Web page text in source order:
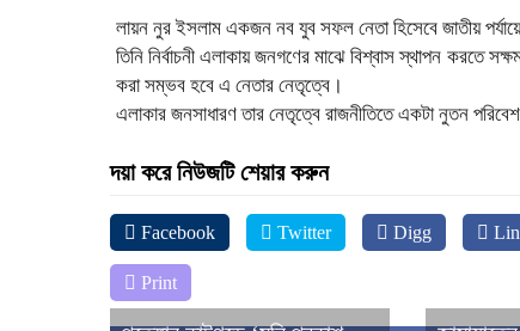
লায়ন নুর ইসলাম একজন নব যুব সফল নেতা হিসেবে জাতীয়
তিনি নির্বাচনী এলাকায় জনগণের মাঝে বিশ্বাস স্থাপন করতে
করা সম্ভব হবে এ নেতার নেতৃত্বে।
এলাকার জনসাধারণ তার নেতৃত্বে রাজনীতিতে একটা নুতন
দয়া করে নিউজটি শেয়ার করুন
Facebook Twitter Digg
Print